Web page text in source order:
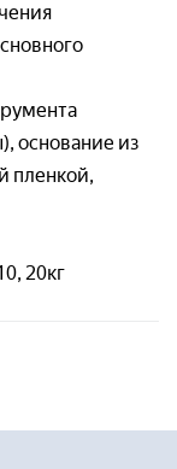
основание из
пленкой,
20кг
с
с
с